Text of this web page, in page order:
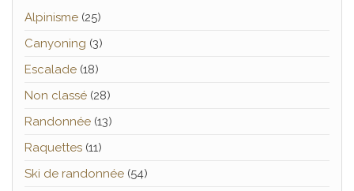
Alpinisme (25)
Canyoning (3)
Escalade (18)
Non classé (28)
Randonnée (13)
Raquettes (11)
Ski de randonnée (54)